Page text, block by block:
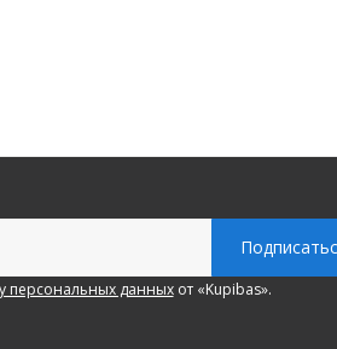
персональных данныхот «Kupibas».